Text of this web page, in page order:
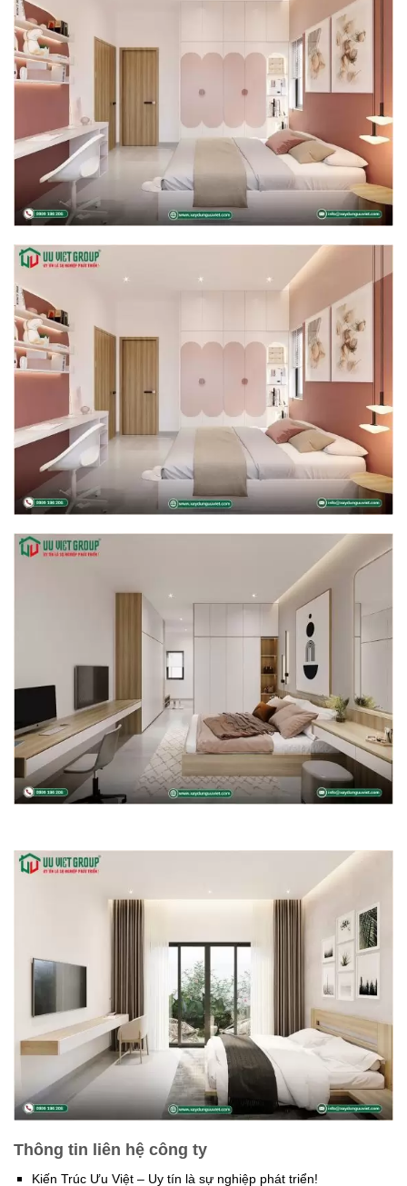
Thông tin liên hệ công ty
Kiến Trúc Ưu Việt – Uy tín là sự nghiệp phát triển!